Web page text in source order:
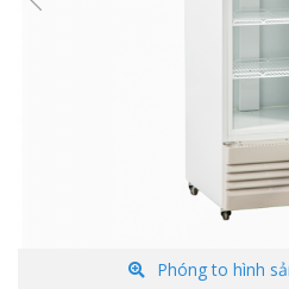
Phóng to hình